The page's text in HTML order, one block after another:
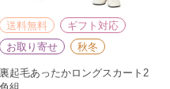
送料無料
ギフト対応
お取り寄せ
秋冬
裏起毛あったかロングスカート2